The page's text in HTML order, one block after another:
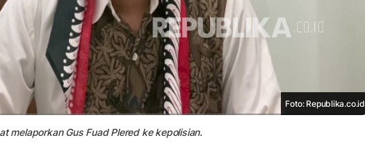
Foto: Republika.co.id
melaporkan Gus Fuad Plered ke kepolisian.